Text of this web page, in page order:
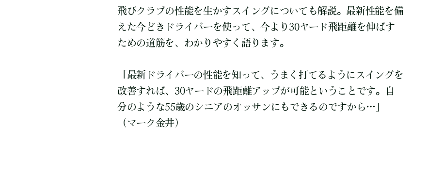
飛びクラブの性能を生かすスイングについても解説。最新性能を備
えた今どきドライバーを使って、今より30ヤード飛距離を伸ばす
ための道筋を、わかりやすく語ります。
「最新ドライバーの性能を知って、うまく打てるようにスイングを
改善すれば、30ヤードの飛距離アップが可能ということです。自
分のような55歳のシニアのオッサンにもできるのですから…」
（マーク金井）